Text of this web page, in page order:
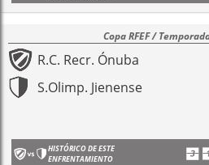
Copa RFEF /
R.C. Recr. Ónuba
S.Olimp. Jienense
HISTÓRICO DE ESTE
ENFRENTAMIENTO